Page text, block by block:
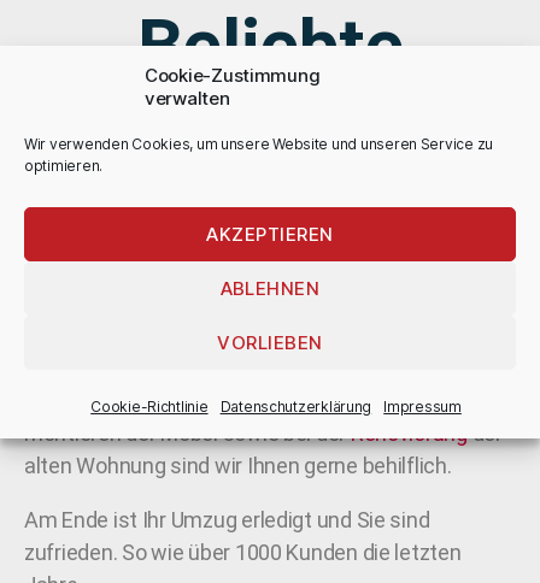
Cookie-Zustimmung
verwalten
Wir verwenden Cookies, um unsere Website und unseren Service zu
optimieren.
AKZEPTIEREN
ABLEHNEN
VORLIEBEN
Cookie-Richtlinie Datenschutz­erklärung Impressum
Beliebte
Leistungen
angebotenen Leistungen gehen weit über die
Leistungen einer normalen Umzugsfirma hinaus.
beim Verpackungsmaterial, beim abbauen und
montieren der Möbel sowie bei derRenovierungder
alten Wohnung sind wir Ihnen gerne behilflich.
Am Ende ist Ihr Umzug erledigt und Sie sind
zufrieden. So wie über 1000 Kunden die letzten